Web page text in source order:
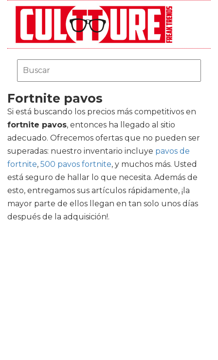
Fortnite pavos
Si está buscando los precios más competitivos en
fortnite pavos, entonces ha llegado al sitio
adecuado. Ofrecemos ofertas que no pueden ser
superadas: nuestro inventario incluye pavos de
fortnite, 500 pavos fortnite, y muchos más. Usted
está seguro de hallar lo que necesita. Además de
esto, entregamos sus artículos rápidamente, ¡la
mayor parte de ellos llegan en tan solo unos días
después de la adquisición!.